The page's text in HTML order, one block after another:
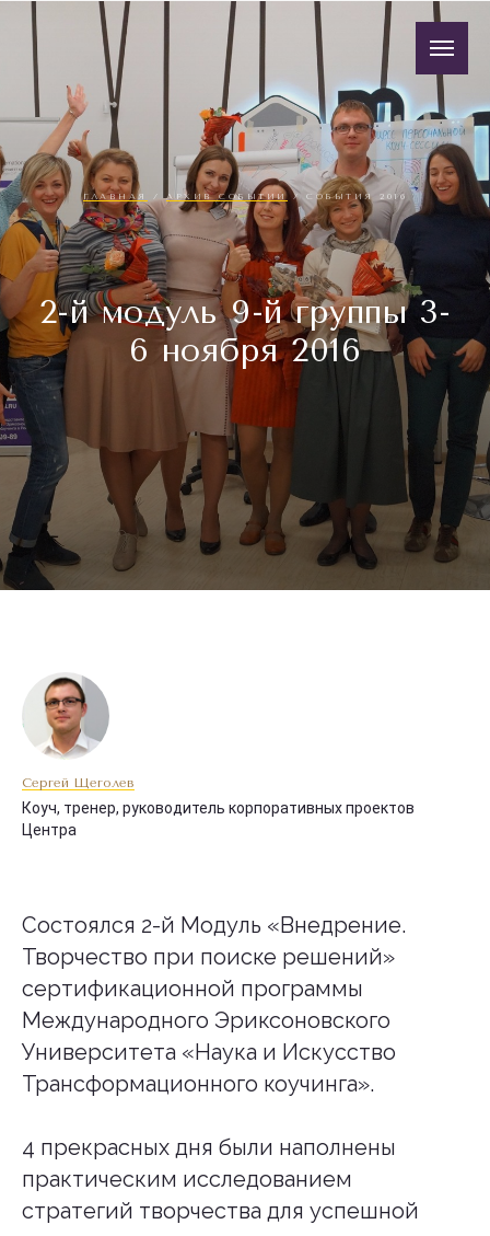
ГЛАВНАЯ /АРХИВ СОБЫТИЙ / СОБЫТИЯ 2016
2-й модуль 9-й группы 3-
6 ноября 2016
Сергей Щеголев
Коуч, тренер, руководитель корпоративных проектов
Центра
Состоялся 2-й Модуль «Внедрение.
Творчество при поиске решений»
сертификационной программы
Международного Эриксоновского
Университета «Наука и Искусство
Трансформационного коучинга».
4 прекрасных дня были наполнены
практическим исследованием
стратегий творчества для успешной